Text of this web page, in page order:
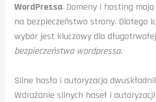
WordPressa. Domeny i hosting
na bezpieczeństwo strony. Dlatego
wybór jest kluczowy dla
bezpieczeństwa wordpressa.
Silne hasła i autoryzacja
Wdrażanie silnych haseł i autoryzacji